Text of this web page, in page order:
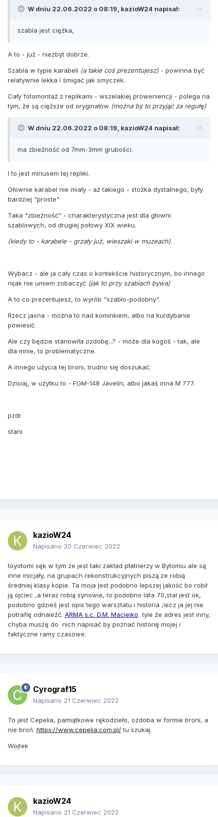
W dniu 22.06.2022 o 08:19, kazioW24 napisał:
szabla jest ciężka,
A to - już - niezbyt dobrze.
Szabla w typie karabeli (a takie coś prezentujesz) - powinna być
relatywnie lekka i śmigać jak smyczek.
Cały fotomontaż z replikami - wszelakiej proweniencji - polega na
tym, że są cięższe od oryginałów (można by to przyjąć za regułę)
W dniu 22.06.2022 o 08:19, kazioW24 napisał:
ma zbieżność od 7mm-3mm grubości.
I to jest minusem tej repliki.
Głownie karabel nie miały - aż takiego - stożka dystalnego, były
bardziej "proste"
Taka "zbieżność" - charakterystyczna jest dla głowni
szablowych, od drugiej połowy XIX wieku.
(kiedy to - karabele - grzały już, wieszaki w muzeach)
Wybacz - ale ja cały czas o kontekście historycznym, bo innego
nijak nie umiem zobaczyć (jak to przy szablach bywa)
A to co prezentujesz, to wyrób "szablo-podobny".
Rzecz jasna - można to nad kominkiem, albo na kurdybanie
powiesić.
Ale czy będzie stanowiła ozdobę...? - może dla kogoś - tak, ale
dla mnie, to problematyczne.
A innego użycia tej broni, trudno się doszukać.
Dzisiaj, w użytku to - FGM-148 Javelin, albo jakaś inna M 777.
pzdr.
stani
kazioW24
Napisano 20 Czerwiec 2022
toyotomi sęk w tym ze jest taki zakład płatnerzy w Bytomiu ale są
inne inicjały, na grupach rekonstrukcyjnych piszą ze robią
średniej klasy kopie. Ta moja jest podobno lepszej jakość bo robił
ją ojciec ,a teraz robią synowie, to podobno lata 70,stal jest ok,
podobno gdzieś jest opis tego warsztatu i historia ,lecz ja jej nie
potrafię odnaleźć. ARMA s.c. D.M. Maciejko tyle że adres jest inny,
chyba muszę do nich napisać by poznać historię mojej i
faktyczne ramy czasowe.
Cyrograf15
Napisano 21 Czerwiec 2022
To jest Cepelia, pamiątkowe rękodzieło, ozdoba w formie broni, a
nie broń. https://www.cepelia.com.pl/tu szukaj.
Wojtek
kazioW24
Napisano 21 Czerwiec 2022